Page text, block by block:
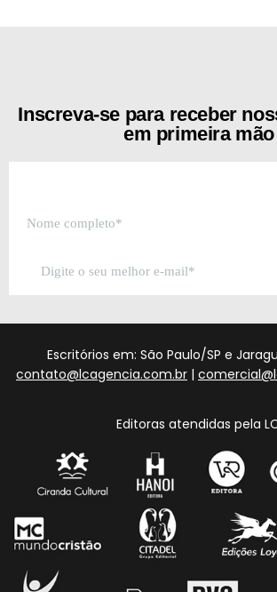
Inscreva-se para receber
em primeira mão
Escritórios em: São Paulo/SP e
contato@lcagencia.com.br |
Editoras atendidas pela